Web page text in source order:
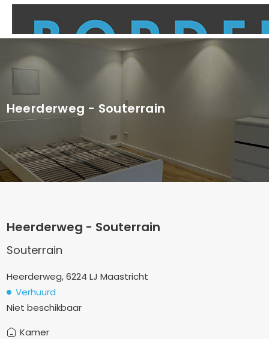
Heerderweg - Souterrain
Heerderweg - Souterrain
Souterrain
Heerderweg, 6224 LJ Maastricht
Verhuurd
Niet beschikbaar
Kamer